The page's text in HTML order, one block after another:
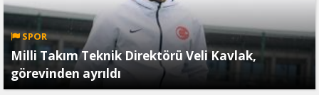
SPOR
Milli Takım Teknik Direktörü Veli Kavlak,
görevinden ayrıldı